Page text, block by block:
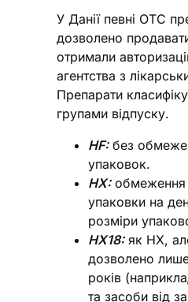
У Данії певні ОТС
дозволено
отримали
агентства з
Препарати
групами відпуску.
HF:без
упаковок.
HX:обмеження
упаковки на
розміри
HX18:як HX,
дозволено
років
та засоби від